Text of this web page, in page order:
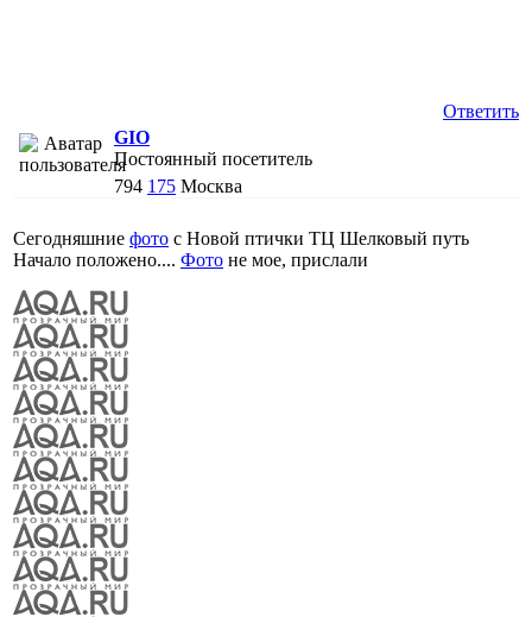
Ответить
GIO
Постоянный посетитель
794 175 Москва
Сегодняшние фото с Новой птички ТЦ Шелковый путь
Начало положено.... Фото не мое, прислали